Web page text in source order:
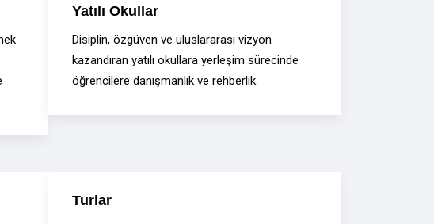
Yatılı Okullar
Disiplin, özgüven ve uluslararası vizyon
kazandıran yatılı okullara yerleşim sürecinde
öğrencilere danışmanlık ve rehberlik.
Turlar